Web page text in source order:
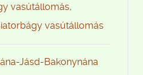
vasútállomás,
vasútállomás
Jásd-Bakonynána